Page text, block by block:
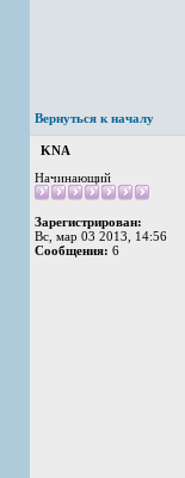
Вернуться к началу
KNA
Начинающий
Зарегистрирован:
Вс, мар 03 2013, 14:56
Сообщения: 6